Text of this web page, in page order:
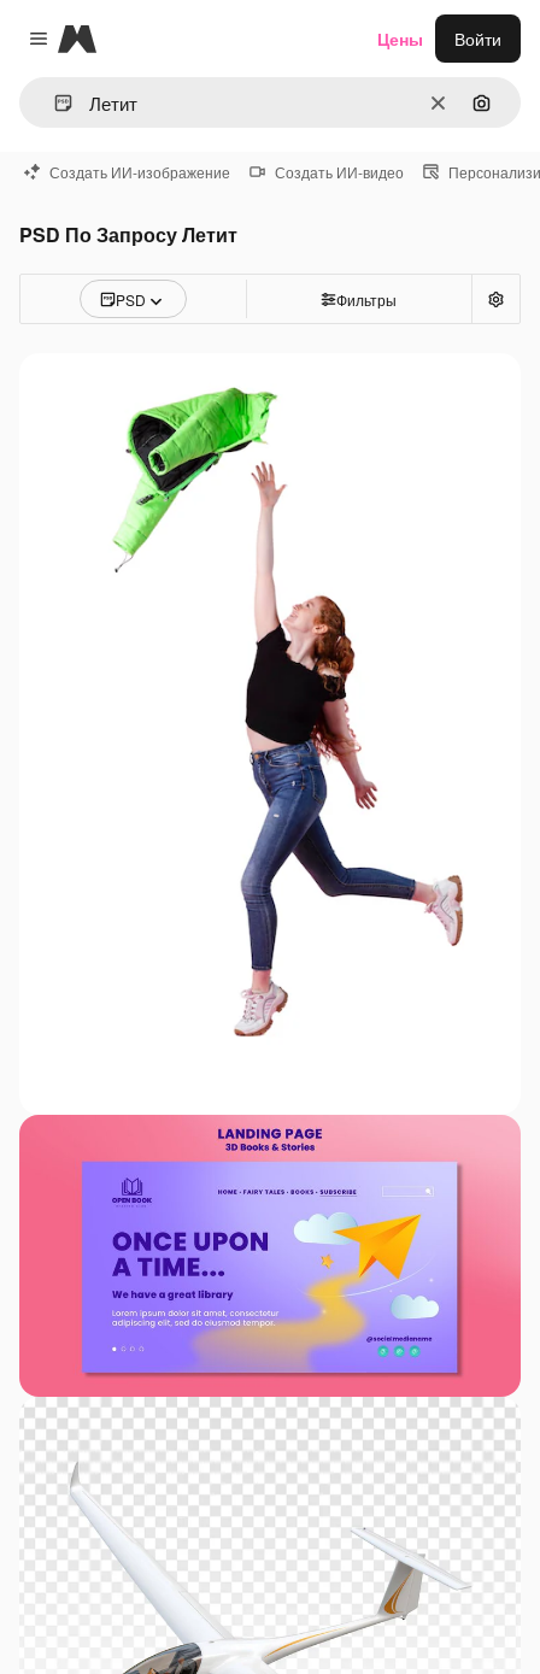
Close menu
Magnific
ОчиститьПоиск
Цены Войти
Создать ИИ-изображение Создать ИИ-видео
PSD По Запросу Летит
PSD Фильтры